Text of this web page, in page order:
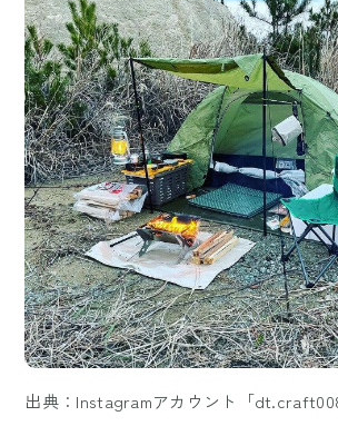
出典：Instagramアカウント「